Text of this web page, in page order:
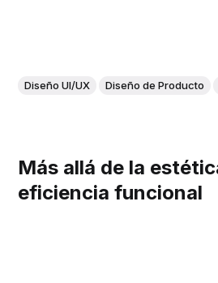
Diseño UI/UX Diseño de Producto
Más allá de la
eficiencia funcional